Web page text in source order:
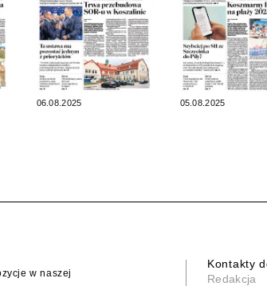
06.08.2025 05.08.2025
w naszej
Kontakty
Redakcja